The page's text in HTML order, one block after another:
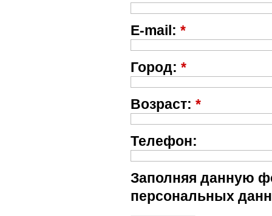
E-mail: *
Город: *
Возраст: *
Телефон:
Заполняя данную
персональных